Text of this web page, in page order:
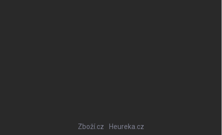
Zboží.cz Heureka.cz